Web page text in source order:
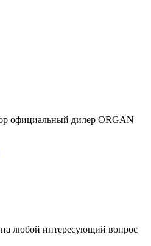
официальный дилер ORGAN
любой интересующий вопрос